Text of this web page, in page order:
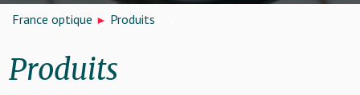
France optique Produits
Produits